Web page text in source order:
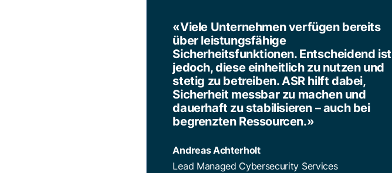
«Viele Unternehmen verfügen bereits
über leistungsfähige
Sicherheitsfunktionen. Entscheidend ist
jedoch, diese einheitlich zu nutzen und
stetig zu betreiben. ASR hilft dabei,
Sicherheit messbar zu machen und
dauerhaft zu stabilisieren – auch bei
begrenzten Ressourcen.»
Andreas Achterholt
Lead Managed Cybersecurity Services